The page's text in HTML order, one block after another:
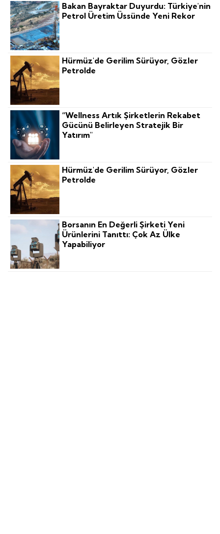
Bakan Bayraktar Duyurdu: Türkiye'nin
Petrol Üretim Üssünde Yeni Rekor
Hürmüz'de Gerilim Sürüyor, Gözler
Petrolde
“Wellness Artık Şirketlerin Rekabet
Gücünü Belirleyen Stratejik Bir
Yatırım"
Hürmüz'de Gerilim Sürüyor, Gözler
Petrolde
Borsanın En Değerli Şirketi Yeni
Ürünlerini Tanıttı: Çok Az Ülke
Yapabiliyor